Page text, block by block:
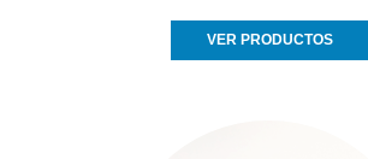
VER PRODUCTOS